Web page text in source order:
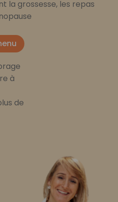
la grossesse, les repas
à
de